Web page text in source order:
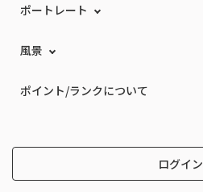
ポートレート
風景
ポイント/ランクについて
ログイン